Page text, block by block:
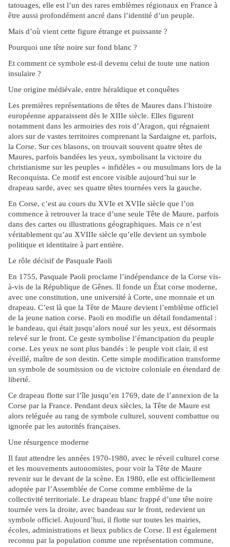
tatouages, elle est l’un des rares emblèmes régionaux en France à
être aussi profondément ancré dans l’identité d’un peuple.
Mais d’où vient cette figure étrange et puissante ?
Pourquoi une tête noire sur fond blanc ?
Et comment ce symbole est-il devenu celui de toute une nation
insulaire ?
Une origine médiévale, entre héraldique et conquêtes
Les premières représentations de têtes de Maures dans l’histoire
européenne apparaissent dès le XIIIe siècle. Elles figurent
notamment dans les armoiries des rois d’Aragon, qui régnaient
alors sur de vastes territoires comprenant la Sardaigne et, parfois,
la Corse. Sur ces blasons, on trouvait souvent quatre têtes de
Maures, parfois bandées les yeux, symbolisant la victoire du
christianisme sur les peuples « infidèles » ou musulmans lors de la
Reconquista. Ce motif est encore visible aujourd’hui sur le
drapeau sarde, avec ses quatre têtes tournées vers la gauche.
En Corse, c’est au cours du XVIe et XVIIe siècle que l’on
commence à retrouver la trace d’une seule Tête de Maure, parfois
dans des cartes ou illustrations géographiques. Mais ce n’est
véritablement qu’au XVIIIe siècle qu’elle devient un symbole
politique et identitaire à part entière.
Le rôle décisif de Pasquale Paoli
En 1755, Pasquale Paoli proclame l’indépendance de la Corse vis-
à-vis de la République de Gênes. Il fonde un État corse moderne,
avec une constitution, une université à Corte, une monnaie et un
drapeau. C’est là que la Tête de Maure devient l’emblème officiel
de la jeune nation corse. Paoli en modifie un détail fondamental :
le bandeau, qui était jusqu’alors noué sur les yeux, est désormais
relevé sur le front. Ce geste symbolise l’émancipation du peuple
corse. Les yeux ne sont plus bandés : le peuple voit clair, il est
éveillé, maître de son destin. Cette simple modification transforme
un symbole de soumission ou de victoire coloniale en étendard de
liberté.
Ce drapeau flotte sur l’île jusqu’en 1769, date de l’annexion de la
Corse par la France. Pendant deux siècles, la Tête de Maure est
alors reléguée au rang de symbole culturel, souvent combattue ou
ignorée par les autorités françaises.
Une résurgence moderne
Il faut attendre les années 1970-1980, avec le réveil culturel corse
et les mouvements autonomistes, pour voir la Tête de Maure
revenir sur le devant de la scène. En 1980, elle est officiellement
adoptée par l’Assemblée de Corse comme emblème de la
collectivité territoriale. Le drapeau blanc frappé d’une tête noire
tournée vers la droite, avec bandeau sur le front, redevient un
symbole officiel. Aujourd’hui, il flotte sur toutes les mairies,
écoles, administrations et lieux publics de Corse. Il est également
reconnu par la population comme une représentation commune,